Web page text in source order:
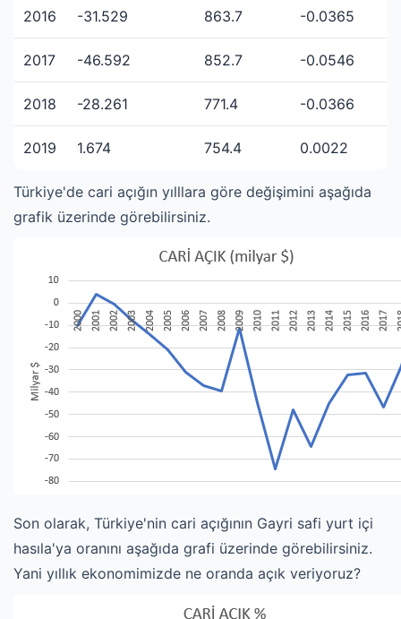
2016 -31.529 863.7 -0.0365
2017 -46.592 852.7 -0.0546
2018 -28.261 771.4 -0.0366
2019 1.674 754.4 0.0022
Türkiye'de cari açığın yılllara göre değişimini aşağıda
grafik üzerinde görebilirsiniz.
Son olarak, Türkiye'nin cari açığının Gayri safi yurt içi
hasıla'ya oranını aşağıda grafi üzerinde görebilirsiniz.
Yani yıllık ekonomimizde ne oranda açık veriyoruz?